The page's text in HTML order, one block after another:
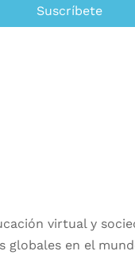
Suscríbete
virtual y
globales en el